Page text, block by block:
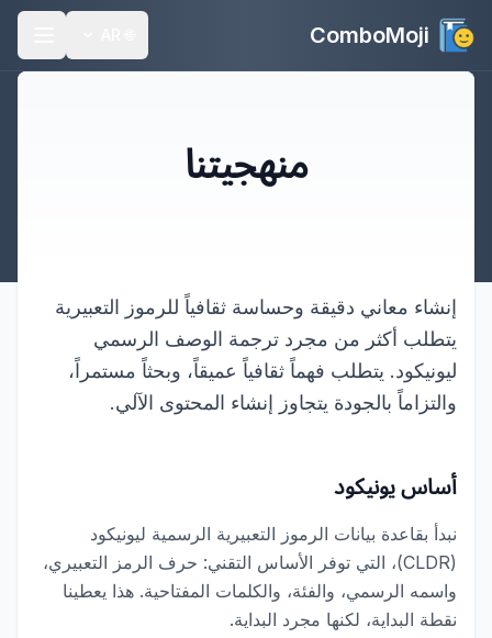
ComboMoji
منهجيتنا
إنشاء معاني دقيقة وحساسة ثقافياً للرموز التعبيرية
يتطلب أكثر من مجرد ترجمة الوصف الرسمي
ليونيكود. يتطلب فهماً ثقافياً عميقاً، وبحثاً مستمراً،
والتزاماً بالجودة يتجاوز إنشاء المحتوى الآلي.
أساس يونيكود
نبدأ بقاعدة بيانات الرموز التعبيرية الرسمية ليونيكود
(CLDR)، التي توفر الأساس التقني: حرف الرمز التعبيري،
واسمه الرسمي، والفئة، والكلمات المفتاحية. هذا يعطينا
نقطة البداية، لكنها مجرد البداية.